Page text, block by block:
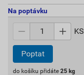
Na poptávku
KS
Poptat
do košíku přidáte 25 kg